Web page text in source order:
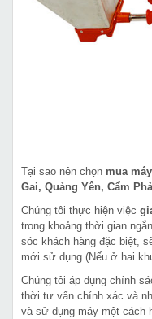
Tại sao nên chọn mua
Gai, Quảng Yên, Cẩm Phả
Chúng tôi thực hiện việc
trong khoảng thời gian
sóc khách hàng đặc biệt,
mới sử dụng (Nếu ở hai
Chúng tôi áp dụng chính
thời tư vấn chính xác và
và sử dụng máy một cách